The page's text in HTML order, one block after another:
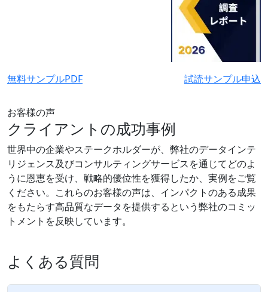
無料サンプルPDF 試読サンプル申込
お客様の声
クライアントの成功事例
世界中の企業やステークホルダーが、弊社のデータインテ
リジェンス及びコンサルティングサービスを通じてどのよ
うに恩恵を受け、戦略的優位性を獲得したか、実例をご覧
ください。これらのお客様の声は、インパクトのある成果
をもたらす高品質なデータを提供するという弊社のコミッ
トメントを反映しています。
よくある質問